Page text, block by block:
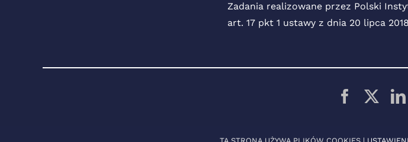
Zadania realizowane przez Polski
art. 17 pkt 1 ustawy z dnia 20 lipca
© 2026 Polski Instytut